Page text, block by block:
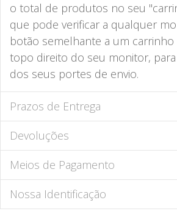
o total de produtos no seu
que pode verificar a qualquer
botão semelhante a um
topo direito do seu monitor,
dos seus portes de envio.
Prazos de Entrega
Devoluções
Meios de Pagamento
Nossa Identificação